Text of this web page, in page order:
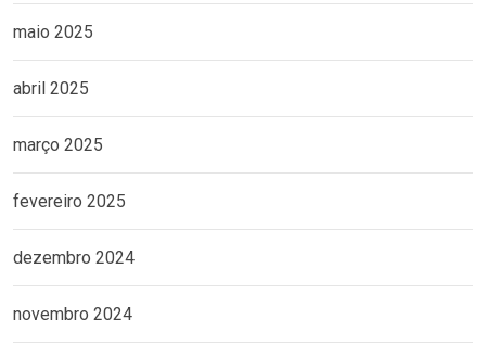
maio 2025
abril 2025
março 2025
fevereiro 2025
dezembro 2024
novembro 2024